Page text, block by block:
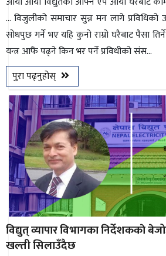
… विजुलीको समाचार सुन्न मन लागे प्रविधिको
सोधपुछ गर्ने भए यहि कुनो राम्रो घरैबाट पैसा
यन्त्र आफैं पढ्ने किन भर पर्ने प्रविधीको संस...
पुरा पढ्नुहोस्
विद्युत् व्यापार विभागका निर्देशककाे
खल्ती सिलाउँदैछ